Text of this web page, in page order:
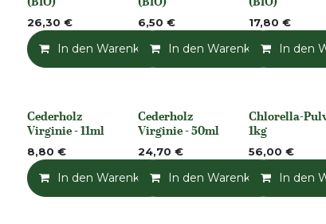
26,30 €
In den Warenkorb Auf die Wunschliste
6,50 €
In den Warenkorb
17,80 €
In den
None
Cederholz
Virginie - 11ml
8,80 €
In den Warenkorb Auf die Wunschliste
None
Cederholz
Virginie - 50ml
24,70 €
In den Warenkorb
None
Chlorella-
1kg
56,00 €
In den